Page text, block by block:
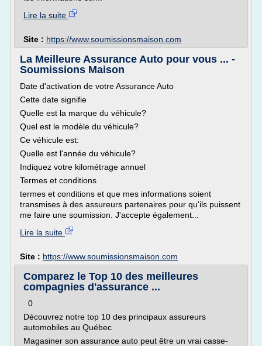
Lire la suite
Site : https://www.soumissionsmaison.com
La Meilleure Assurance Auto pour vous ... -
Soumissions Maison
Date d'activation de votre Assurance Auto
Cette date signifie
Quelle est la marque du véhicule?
Quel est le modèle du véhicule?
Ce véhicule est:
Quelle est l'année du véhicule?
Indiquez votre kilométrage annuel
Termes et conditions
termes et conditions et que mes informations soient
transmises à des assureurs partenaires pour qu'ils puissent
me faire une soumission. J'accepte également...
Lire la suite
Site : https://www.soumissionsmaison.com
Comparez le Top 10 des meilleures
compagnies d'assurance ...
0
Découvrez notre top 10 des principaux assureurs
automobiles au Québec
Magasiner son assurance auto peut être un vrai casse-